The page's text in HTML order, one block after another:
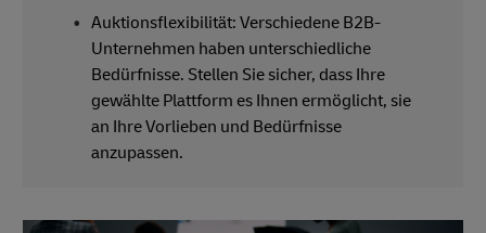
Auktionsflexibilität: Verschiedene B2B-
Unternehmen haben unterschiedliche
Bedürfnisse. Stellen Sie sicher, dass Ihre
gewählte Plattform es Ihnen ermöglicht, sie
an Ihre Vorlieben und Bedürfnisse
anzupassen.